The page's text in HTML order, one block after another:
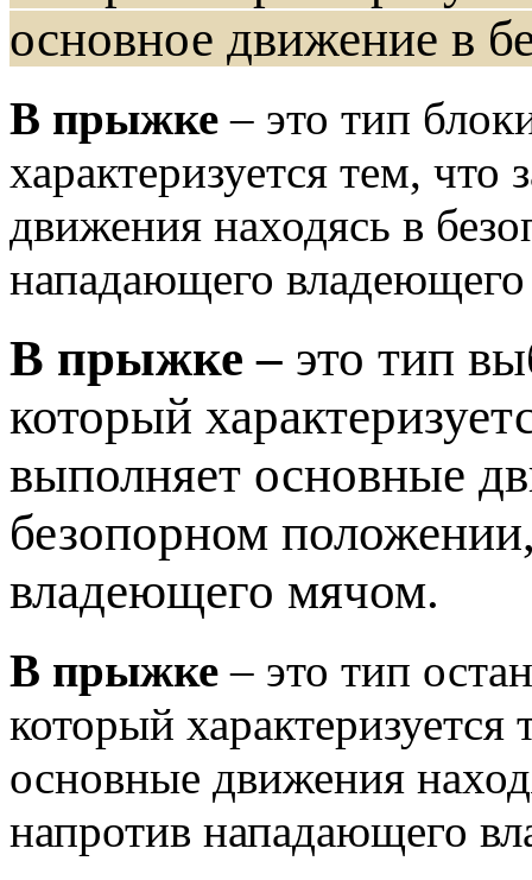
основное движение в
В прыжке – это тип
характеризуется тем,
движения находясь в
нападающего
В прыжке – это тип
который
выполняет основные
безопорном
владеющего мячом.
В прыжке – это тип
который
основные движения
напротив нападающего